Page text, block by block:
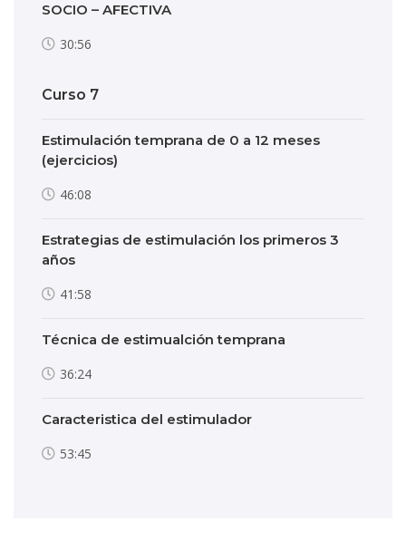
SOCIO – AFECTIVA
30:56
Curso 7
Estimulación temprana de 0 a 12 meses
(ejercicios)
46:08
Estrategias de estimulación los primeros 3
años
41:58
Técnica de estimualción temprana
36:24
Caracteristica del estimulador
53:45